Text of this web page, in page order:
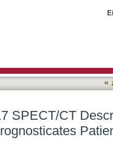
Uptake Kinetics of
«
SPECT/CT